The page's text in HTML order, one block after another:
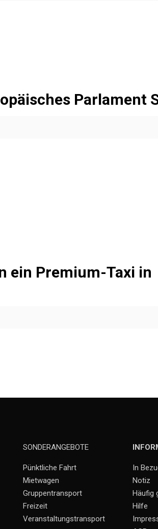
Parlament
ein Premium-Taxi in
SONDERANGEBOTE
Pünktliche Fahrt
Mietwagen
Gruppentransport
Freizeit
Veranstaltungstransport
In
Notiz
Häufig
Hilfe